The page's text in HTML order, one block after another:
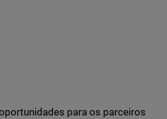
para os parceiros